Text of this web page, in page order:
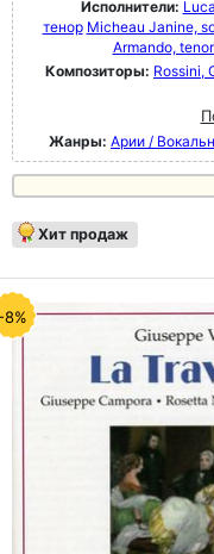
Исполнители:
тенор Micheau Janine,
Armando,
Композиторы: Rossini,
Жанры: Арии /
Хит продаж
8%